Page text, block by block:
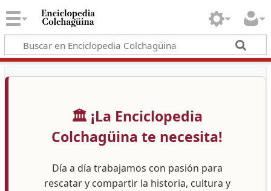
🏛️ ¡La Enciclopedia
Colchagüina te necesita!
Día a día trabajamos con pasión para
rescatar y compartir la historia, cultura y